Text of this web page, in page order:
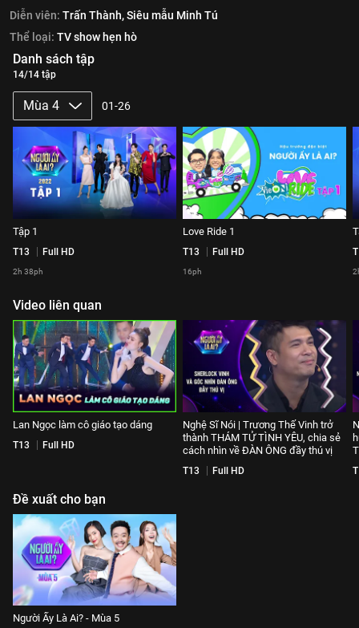
Diễn viên: Trấn Thành,Siêu mẫu Minh Tú
Thể loại: TV show hẹn hò
Danh sách tập
14/14 tập
Mùa 4 01-26
Tập 1
T13 Full HD
2h 38ph
Love Ride 1
T13 Full HD
16ph
Video liên quan
Lan Ngọc làm cô giáo tạo dáng
T13 Full HD
Nghệ Sĩ Nói | Trương Thế Vinh trở
thành THÁM TỬ TÌNH YÊU, chia sẻ
cách nhìn về ĐÀN ÔNG đầy thú vị
T13 Full HD
Đề xuất cho bạn
Người Ấy Là Ai? - Mùa 5